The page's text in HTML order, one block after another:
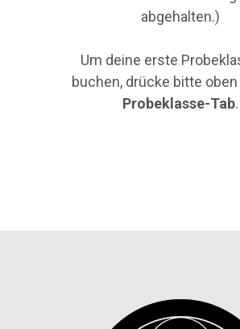
abgehalten.)
Um deine erste
buchen, drücke bitte
Probeklasse-Tab.